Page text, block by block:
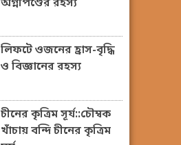
অগ্নপিণ্ডের রহস্য
লিফটে ওজনের হ্রাস-বৃদ্ধি
ও বিজ্ঞানের রহস্য
চীনের কৃত্রিম সূর্য::চৌম্বক
খাঁচায় বন্দি চীনের কৃত্রিম